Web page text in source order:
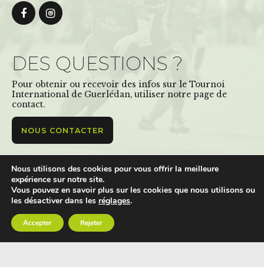
DES QUESTIONS ?
Pour obtenir ou recevoir des infos sur le Tournoi
International de Guerlédan, utiliser notre page de
contact.
NOUS CONTACTER
Tournoi International de Guerlédan ©Copyright 2019. Tous
droits réservés |Mentions légales| Politique de confidentialité|
Réalisation : Kodweb
Nous utilisons des cookies pour vous offrir la meilleure
expérience sur notre site.
Vous pouvez en savoir plus sur les cookies que nous utilisons ou
les désactiver dans les réglages.
Accepter Rejeter